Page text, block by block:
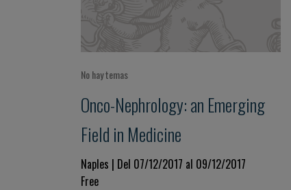
No hay temas
Onco-Nephrology: an Emerging
Field in Medicine
Naples | Del 07/12/2017 al 09/12/2017
Free